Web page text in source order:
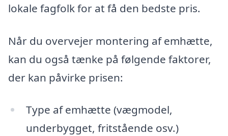
lokale fagfolk for at få den bedste pris.
Når du overvejer montering af emhætte,
kan du også tænke på følgende faktorer,
der kan påvirke prisen:
Type af emhætte (vægmodel,
underbygget, fritstående osv.)